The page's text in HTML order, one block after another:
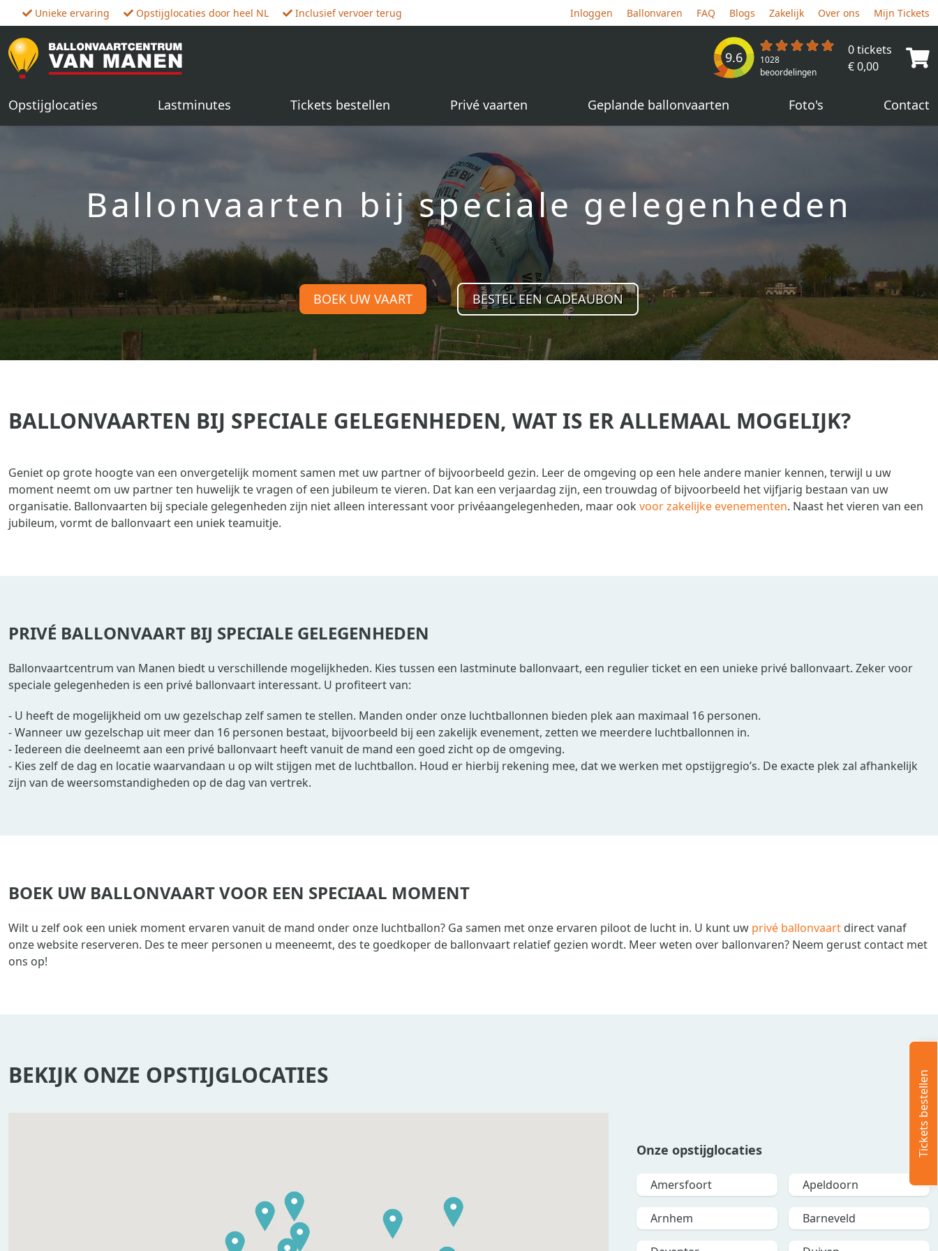
Unieke ervaring Opstijglocaties door heel NL Inclusief vervoer terug Inloggen Ballonvaren FAQ Blogs Zakelijk Over ons Mijn Tickets
9.6
1028
beoordelingen
0 tickets
€ 0,00
Opstijglocaties Lastminutes Tickets bestellen Privé vaarten Geplande ballonvaarten Foto's Contact
Ballonvaarten bij speciale gelegenheden
BOEK UW VAART BESTEL EEN CADEAUBON
BALLONVAARTEN BIJ SPECIALE GELEGENHEDEN, WAT IS ER ALLEMAAL MOGELIJK?
Geniet op grote hoogte van een onvergetelijk moment samen met uw partner of bijvoorbeeld gezin. Leer de omgeving op een hele andere manier kennen, terwijl u uw
moment neemt om uw partner ten huwelijk te vragen of een jubileum te vieren. Dat kan een verjaardag zijn, een trouwdag of bijvoorbeeld het vijfjarig bestaan van uw
organisatie. Ballonvaarten bij speciale gelegenheden zijn niet alleen interessant voor privéaangelegenheden, maar ook voor zakelijke evenementen. Naast het vieren van een
jubileum, vormt de ballonvaart een uniek teamuitje.
PRIVÉ BALLONVAART BIJ SPECIALE GELEGENHEDEN
Ballonvaartcentrum van Manen biedt u verschillende mogelijkheden. Kies tussen een lastminute ballonvaart, een regulier ticket en een unieke privé ballonvaart. Zeker voor
speciale gelegenheden is een privé ballonvaart interessant. U profiteert van:
- U heeft de mogelijkheid om uw gezelschap zelf samen te stellen. Manden onder onze luchtballonnen bieden plek aan maximaal 16 personen.
- Wanneer uw gezelschap uit meer dan 16 personen bestaat, bijvoorbeeld bij een zakelijk evenement, zetten we meerdere luchtballonnen in.
- Iedereen die deelneemt aan een privé ballonvaart heeft vanuit de mand een goed zicht op de omgeving.
- Kies zelf de dag en locatie waarvandaan u op wilt stijgen met de luchtballon. Houd er hierbij rekening mee, dat we werken met opstijgregio’s. De exacte plek zal afhankelijk
zijn van de weersomstandigheden op de dag van vertrek.
BOEK UW BALLONVAART VOOR EEN SPECIAAL MOMENT
Wilt u zelf ook een uniek moment ervaren vanuit de mand onder onze luchtballon? Ga samen met onze ervaren piloot de lucht in. U kunt uw privé ballonvaart direct vanaf
onze website reserveren. Des te meer personen u meeneemt, des te goedkoper de ballonvaart relatief gezien wordt. Meer weten over ballonvaren? Neem gerust contact met
ons op!
BEKIJK ONZE OPSTIJGLOCATIES
Onze opstijglocaties
Amersfoort Apeldoorn
Arnhem Barneveld
Tickets bestellen